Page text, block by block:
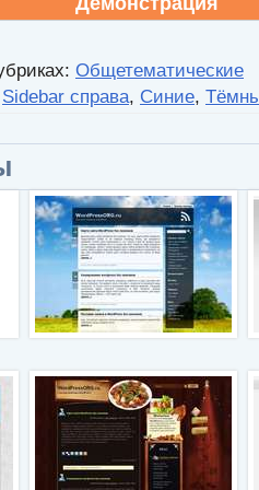
Общетематические
Sidebar справа, Синие,